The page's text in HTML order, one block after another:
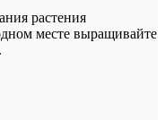
растения
месте выращивайте